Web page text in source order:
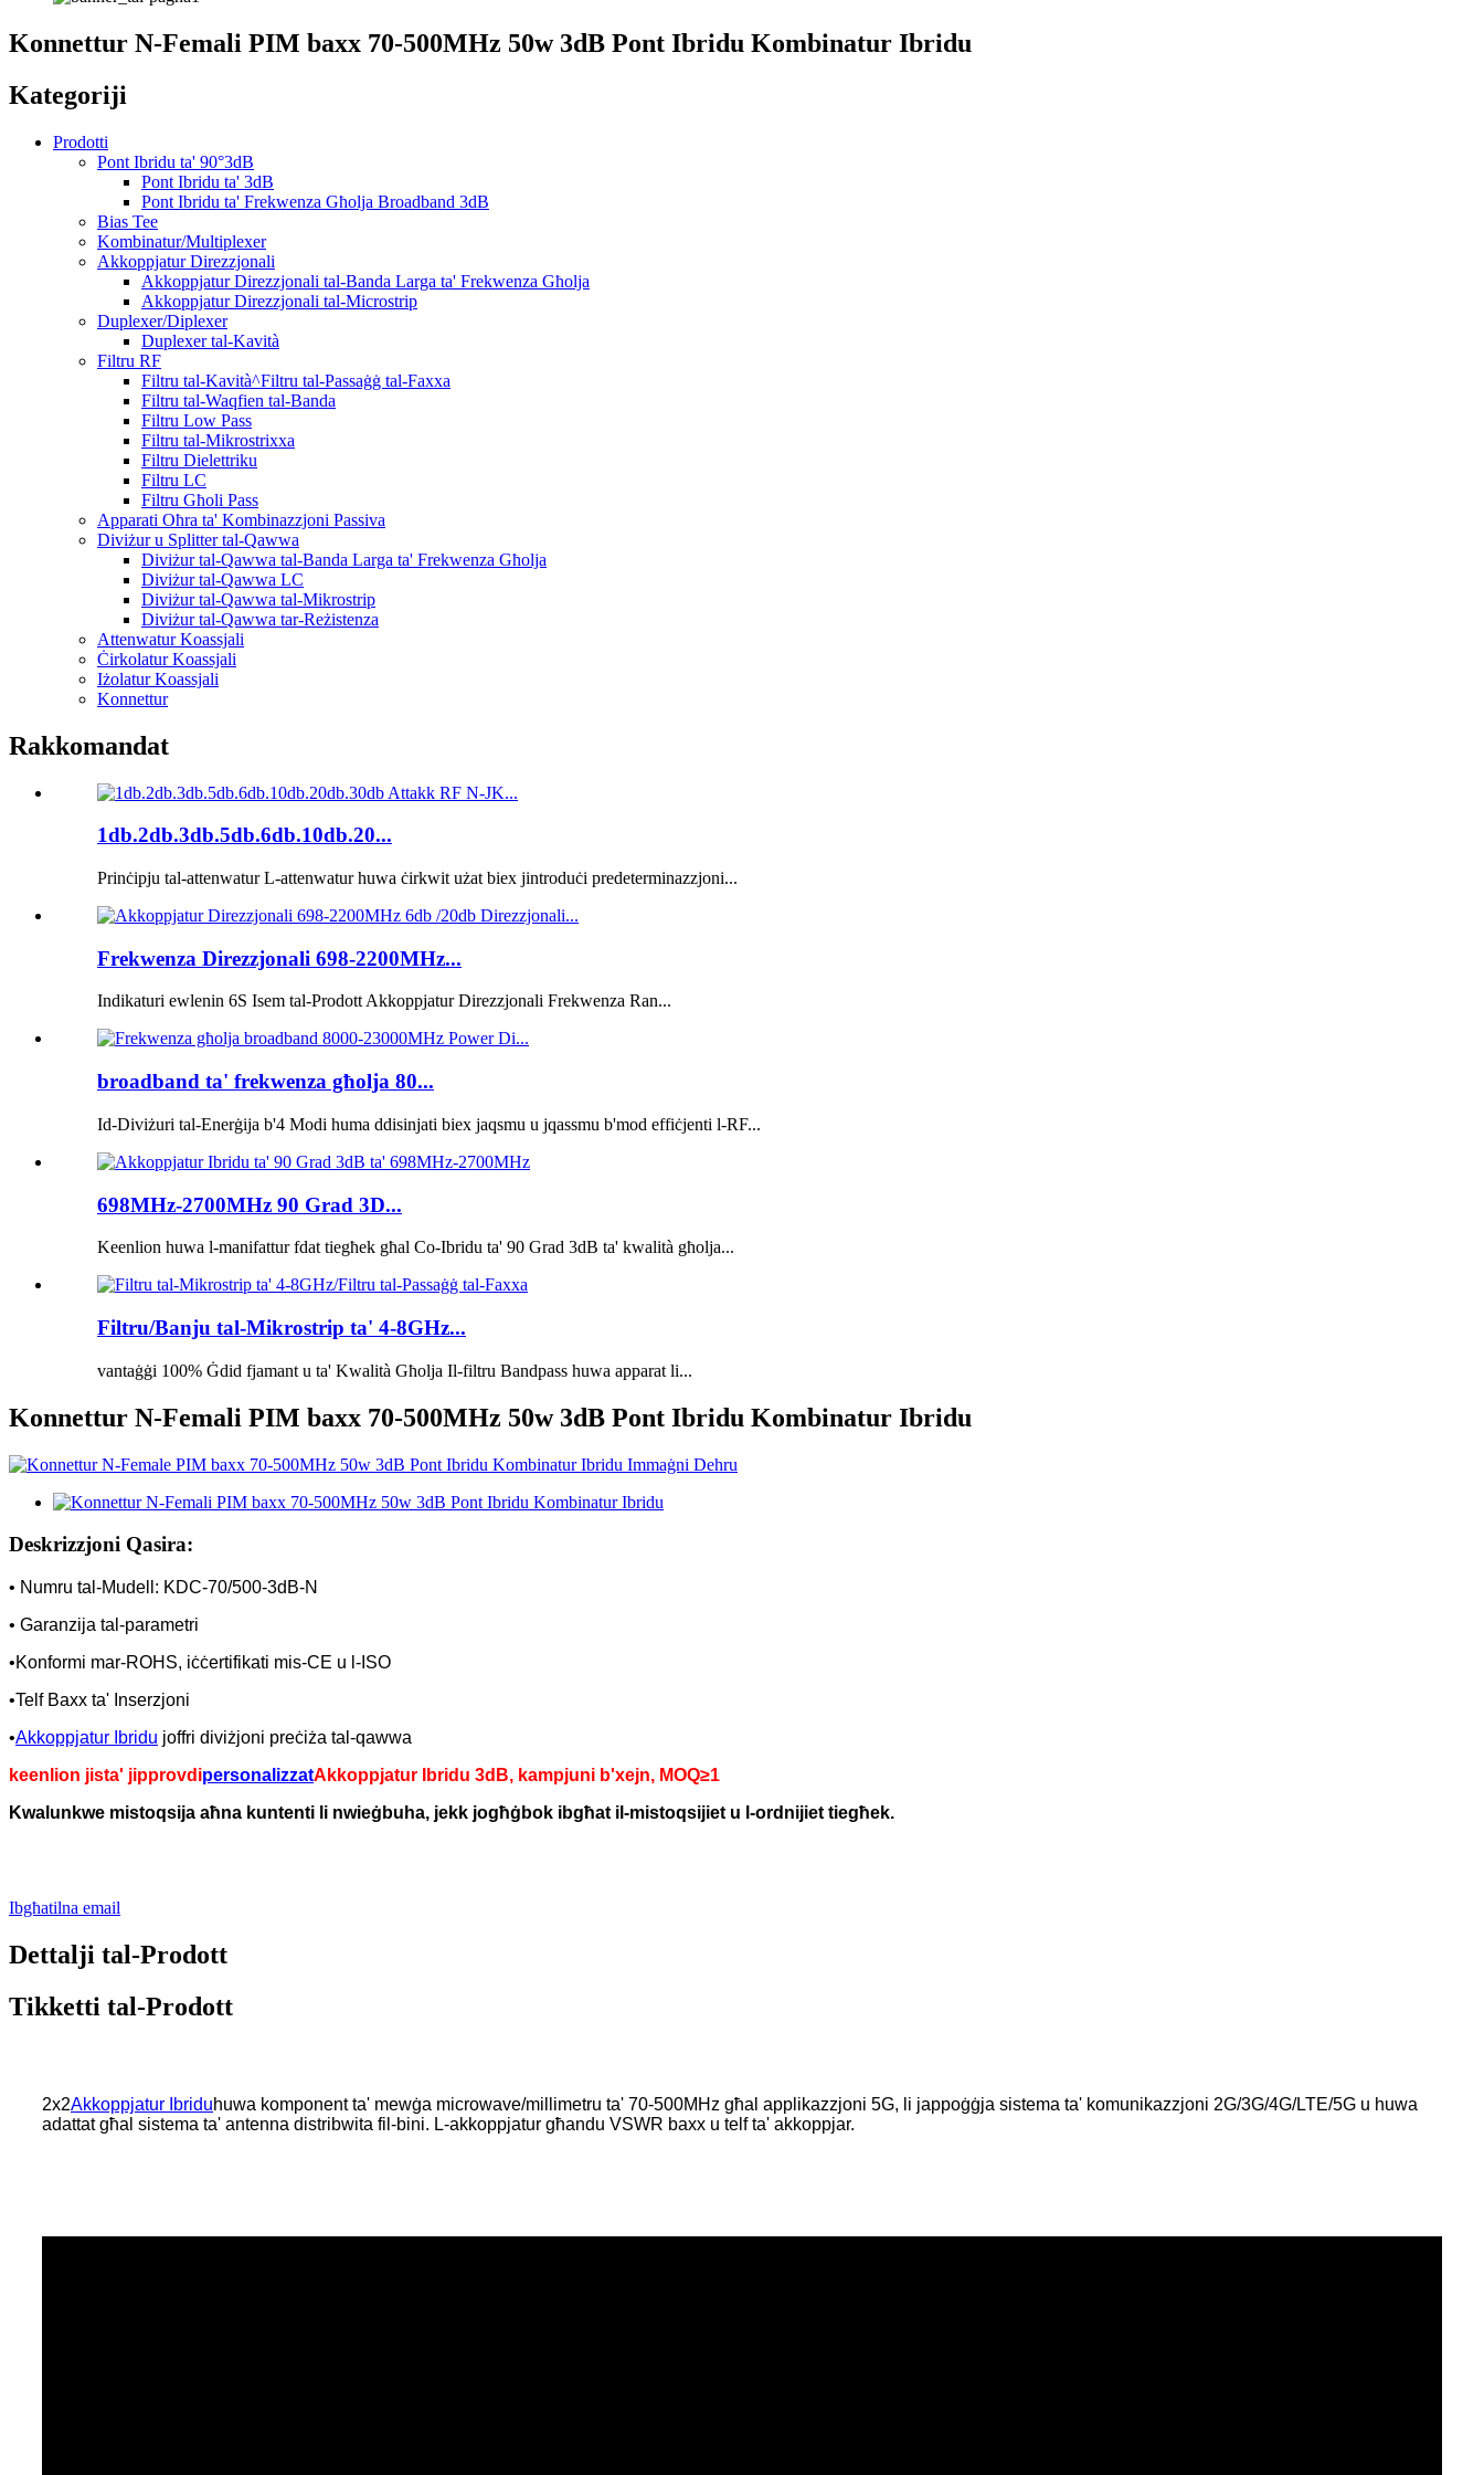
Konnettur N-Femali PIM baxx 70-500MHz 50w 3dB Pont Ibridu Kombinatur Ibridu
Kategoriji
Prodotti
Pont Ibridu ta' 90°3dB
Pont Ibridu ta' 3dB
Pont Ibridu ta' Frekwenza Għolja Broadband 3dB
Bias Tee
Kombinatur/Multiplexer
Akkoppjatur Direzzjonali
Akkoppjatur Direzzjonali tal-Banda Larga ta' Frekwenza Għolja
Akkoppjatur Direzzjonali tal-Microstrip
Duplexer/Diplexer
Duplexer tal-Kavità
Filtru RF
Filtru tal-Kavità^Filtru tal-Passaġġ tal-Faxxa
Filtru tal-Waqfien tal-Banda
Filtru Low Pass
Filtru tal-Mikrostrixxa
Filtru Dielettriku
Filtru LC
Filtru Għoli Pass
Apparati Oħra ta' Kombinazzjoni Passiva
Diviżur u Splitter tal-Qawwa
Diviżur tal-Qawwa tal-Banda Larga ta' Frekwenza Għolja
Diviżur tal-Qawwa LC
Diviżur tal-Qawwa tal-Mikrostrip
Diviżur tal-Qawwa tar-Reżistenza
Attenwatur Koassjali
Ċirkolatur Koassjali
Iżolatur Koassjali
Konnettur
Rakkomandat
1db.2db.3db.5db.6db.10db.20...
Prinċipju tal-attenwatur L-attenwatur huwa ċirkwit użat biex jintroduċi predeterminazzjoni...
Frekwenza Direzzjonali 698-2200MHz...
Indikaturi ewlenin 6S Isem tal-Prodott Akkoppjatur Direzzjonali Frekwenza Ran...
broadband ta' frekwenza għolja 80...
Id-Diviżuri tal-Enerġija b'4 Modi huma ddisinjati biex jaqsmu u jqassmu b'mod effiċjenti l-RF...
698MHz-2700MHz 90 Grad 3D...
Keenlion huwa l-manifattur fdat tiegħek għal Co-Ibridu ta' 90 Grad 3dB ta' kwalità għolja...
Filtru/Banju tal-Mikrostrip ta' 4-8GHz...
vantaġġi 100% Ġdid fjamant u ta' Kwalità Għolja Il-filtru Bandpass huwa apparat li...
Konnettur N-Femali PIM baxx 70-500MHz 50w 3dB Pont Ibridu Kombinatur Ibridu
Deskrizzjoni Qasira:
• Numru tal-Mudell: KDC-70/500-3dB-N
• Garanzija tal-parametri
•Konformi mar-ROHS, iċċertifikati mis-CE u l-ISO
•Telf Baxx ta' Inserzjoni
•Akkoppjatur Ibridu joffri diviżjoni preċiża tal-qawwa
keenlion jista' jipprovdipersonalizzatAkkoppjatur Ibridu 3dB, kampjuni b'xejn, MOQ≥1
Kwalunkwe mistoqsija aħna kuntenti li nwieġbuha, jekk jogħġbok ibgħat il-mistoqsijiet u l-ordnijiet tiegħek.
Ibgħatilna email
Dettalji tal-Prodott
Tikketti tal-Prodott
2x2Akkoppjatur Ibriduhuwa komponent ta' mewġa microwave/millimetru ta' 70-500MHz għal applikazzjoni 5G, li jappoġġja sistema ta' komunikazzjoni 2G/3G/4G/LTE/5G u huwa
adattat għal sistema ta' antenna distribwita fil-bini. L-akkoppjatur għandu VSWR baxx u telf ta' akkoppjar.